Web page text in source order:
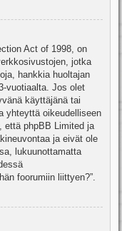
Act of 1998, on
jotka
hankkia huoltajan
vuotiaalta. Jos olet
käyttäjänä tai
yhteyttä oikeudelliseen
että phpBB Limited ja
ja eivät ole
lukuunottamatta
foorumiin liittyen?”.